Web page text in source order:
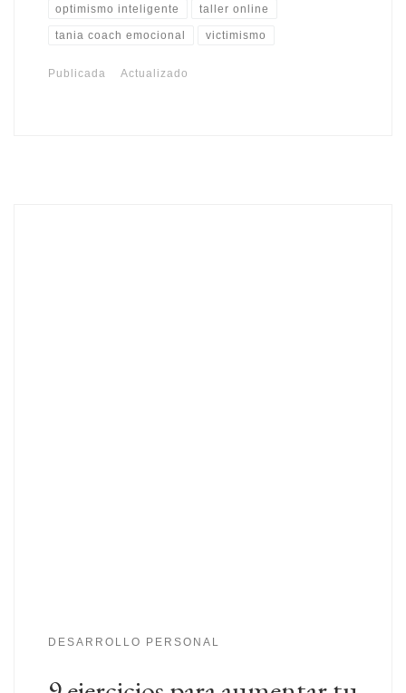
optimismo inteligente taller online
tania coach emocional victimismo
Publicada Actualizado
DESARROLLO PERSONAL